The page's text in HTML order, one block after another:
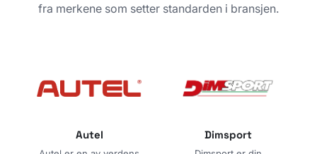
fra merkene som setter standarden i bransjen.
Autel Dimsport